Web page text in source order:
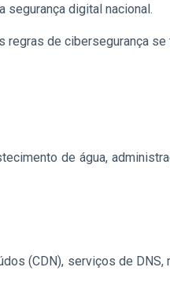
segurança digital nacional.
regras de cibersegurança
de água,
(CDN), serviços de DNS,